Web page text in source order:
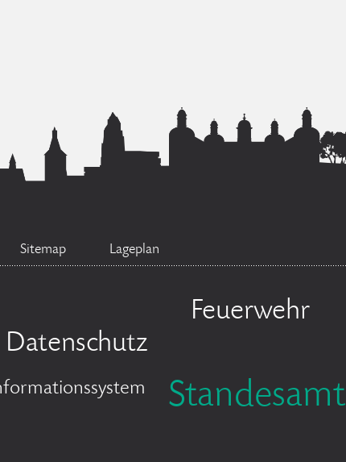
Sitemap Lageplan
Datenschutz
Feuerwehr
Standesamt